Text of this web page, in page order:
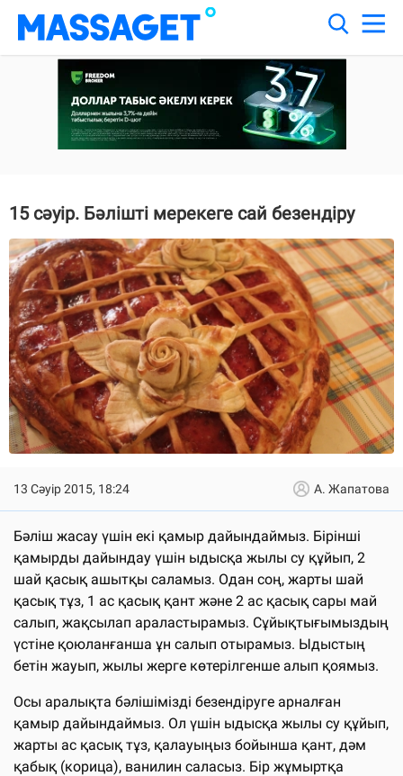
15 сәуір. Бәлішті мерекеге сай безендіру
13 Сәуір 2015, 18:24 А. Жапатова
Бәліш жасау үшін екі қамыр дайындаймыз. Бірінші
қамырды дайындау үшін ыдысқа жылы су құйып, 2
шай қасық ашытқы саламыз. Одан соң, жарты шай
қасық тұз, 1 ас қасық қант және 2 ас қасық сары май
салып, жақсылап араластырамыз. Сұйықтығымыздың
үстіне қоюланғанша ұн салып отырамыз. Ыдыстың
бетін жауып, жылы жерге көтерілгенше алып қоямыз.
Осы аралықта бәлішімізді безендіруге арналған
қамыр дайындаймыз. Ол үшін ыдысқа жылы су құйып,
жарты ас қасық тұз, қалауыңыз бойынша қант, дәм
қабық (корица), ванилин саласыз. Бір жұмыртқа